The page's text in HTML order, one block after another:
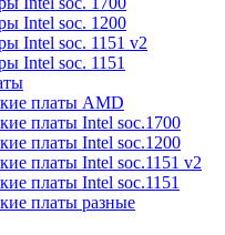
Intel soc. 1200
Intel soc. 1151 v2
Intel soc. 1151
платы AMD
платы Intel soc.1700
платы Intel soc.1200
платы Intel soc.1151 v2
платы Intel soc.1151
платы разные